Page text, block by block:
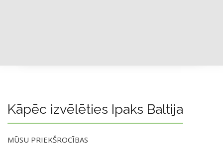
Kāpēc izvēlēties Ipaks Baltija
MŪSU PRIEKŠROCĪBAS